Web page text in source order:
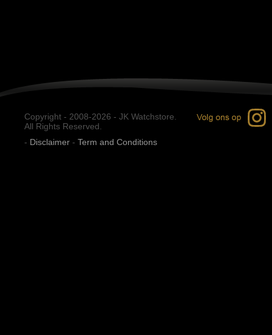
Copyright - 2008-2026 - JK Watchstore.
All Rights Reserved.
- Disclaimer - Term and Conditions